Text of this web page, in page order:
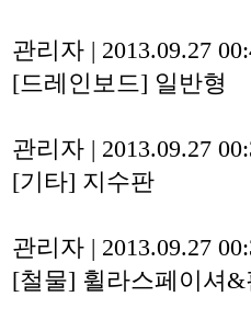
관리자 | 2013.09.27
[드레인보드] 일반형
관리자 | 2013.09.27
[기타] 지수판
관리자 | 2013.09.27
[철물] 휠라스페이셔&